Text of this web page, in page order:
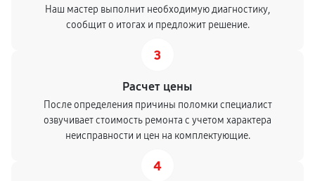
Наш мастер выполнит необходимую диагностику,
сообщит о итогах и предложит решение.
3
Расчет цены
После определения причины поломки специалист
озвучивает стоимость ремонта с учетом характера
неисправности и цен на комплектующие.
4